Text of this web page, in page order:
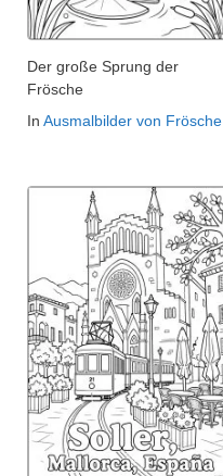
Der große Sprung der
Frösche
In Ausmalbilder von Frösche